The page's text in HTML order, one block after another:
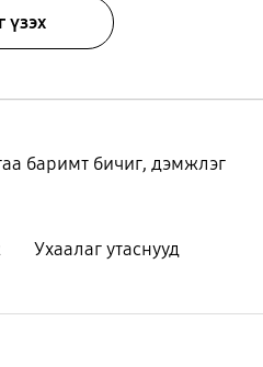
үзэх
баримт бичиг, дэмжлэг
Ухаалаг утаснууд